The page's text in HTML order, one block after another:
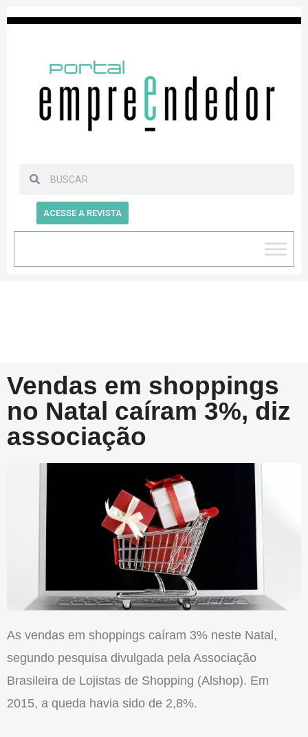
ACESSE A REVISTA
Vendas em shoppings
no Natal caíram 3%, diz
associação
As vendas em shoppings caíram 3% neste Natal,
segundo pesquisa divulgada pela Associação
Brasileira de Lojistas de Shopping (Alshop). Em
2015, a queda havia sido de 2,8%.